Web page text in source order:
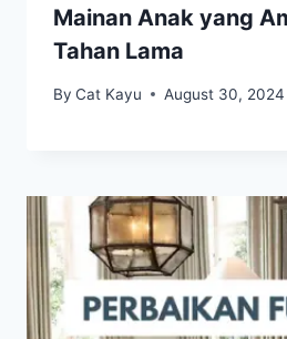
Mainan Anak yang
Tahan Lama
By Cat Kayu August 30, 2024